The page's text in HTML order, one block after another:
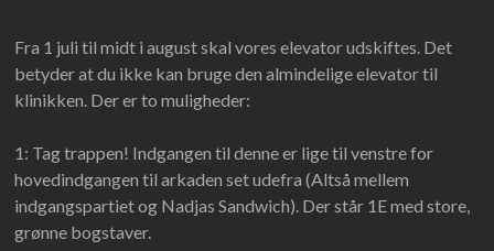
Fra 1 juli til midt i august skal vores elevator udskiftes. Det
betyder at du ikke kan bruge den almindelige elevator til
klinikken. Der er to muligheder:
1: Tag trappen! Indgangen til denne er lige til venstre for
hovedindgangen til arkaden set udefra (Altså mellem
indgangspartiet og Nadjas Sandwich). Der står 1E med store,
grønne bogstaver.